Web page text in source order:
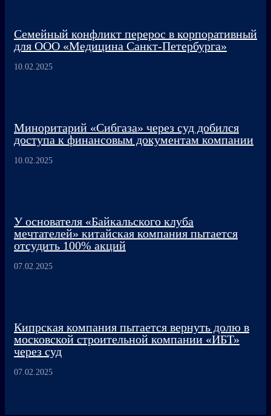
Семейный конфликт перерос в корпоративный
для ООО «Медицина Санкт-Петербурга»
10.02.2025
Миноритарий «Сибгаза» через суд добился
доступа к финансовым документам компании
10.02.2025
У основателя «Байкальского клуба
мечтателей» китайская компания пытается
отсудить 100% акций
07.02.2025
Кипрская компания пытается вернуть долю в
московской строительной компании «ИБТ»
через суд
07.02.2025